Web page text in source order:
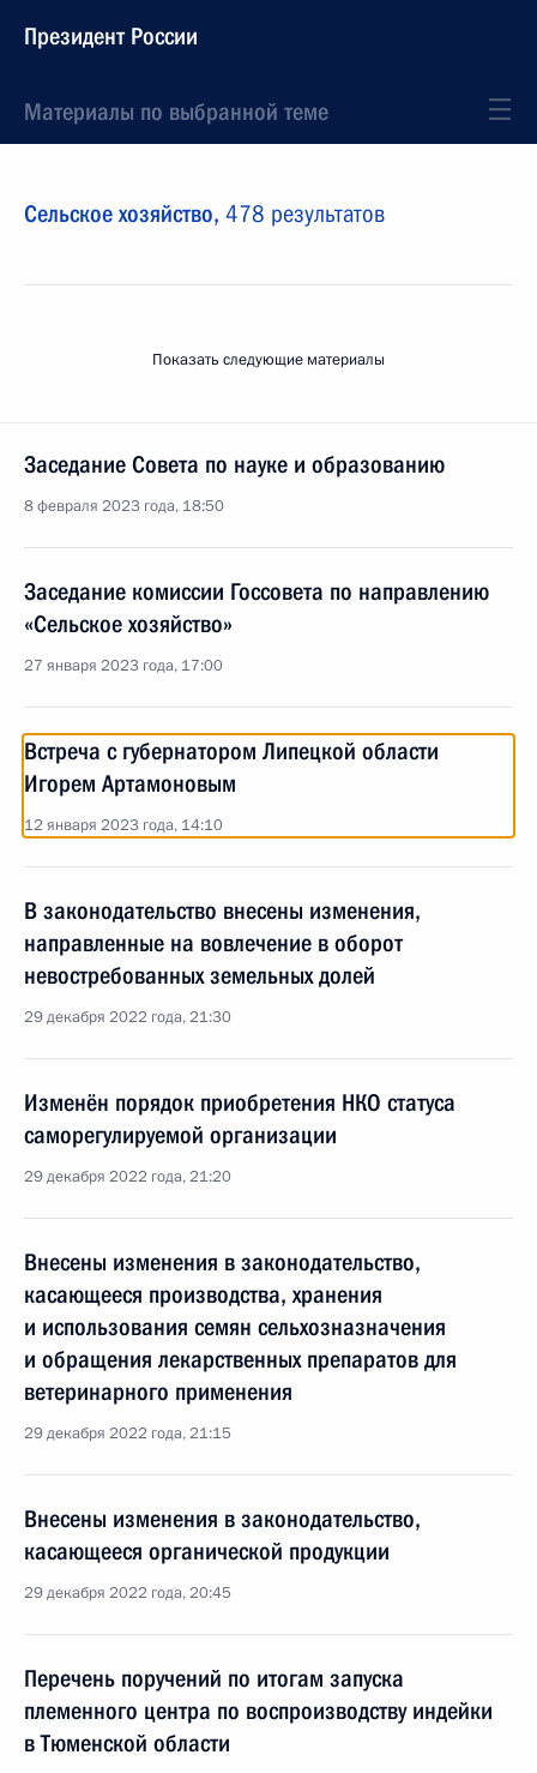
Президент России
Материалы по выбранной теме
Сельское хозяйство, 478 результатов
Показать следующие материалы
Заседание Совета по науке и образованию
8 февраля 2023 года, 18:50
Заседание комиссии Госсовета по направлению
«Сельское хозяйство»
27 января 2023 года, 17:00
Встреча с губернатором Липецкой области
Игорем Артамоновым
12 января 2023 года, 14:10
В законодательство внесены изменения,
направленные на вовлечение в оборот
невостребованных земельных долей
29 декабря 2022 года, 21:30
Изменён порядок приобретения НКО статуса
саморегулируемой организации
29 декабря 2022 года, 21:20
Внесены изменения в законодательство,
касающееся производства, хранения
и использования семян сельхозназначения
и обращения лекарственных препаратов для
ветеринарного применения
29 декабря 2022 года, 21:15
Внесены изменения в законодательство,
касающееся органической продукции
29 декабря 2022 года, 20:45
Перечень поручений по итогам запуска
племенного центра по воспроизводству индейки
в Тюменской области